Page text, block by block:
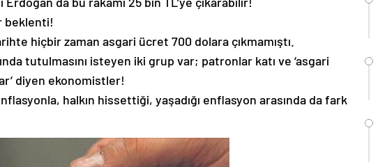
beklenti!
hiçbir zaman asgari ücret 700 dolara çıkmamıştı.
tutulmasını isteyen iki grup var; patronlar katı ve ‘asgari
diyen ekonomistler!
halkın hissettiği, yaşadığı enflasyon arasında da fark